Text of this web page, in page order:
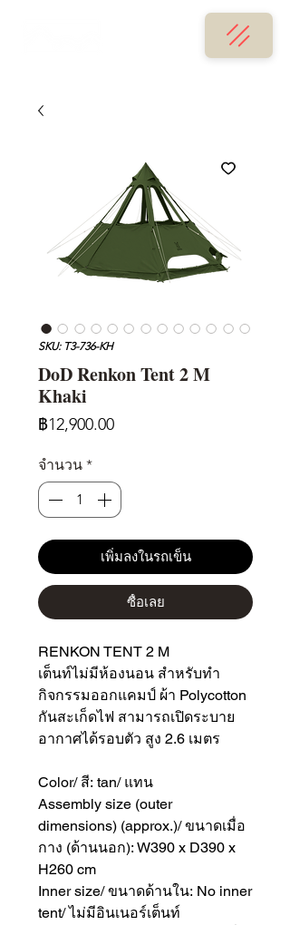
SKU: T3-736-KH
DoD Renkon Tent 2 M
Khaki
฿12,900.00ราคา
จำนวน *
เพิ่มลงในรถเข็น
ซื้อเลย
RENKON TENT 2 M
เต็นท์ไม่มีห้องนอน สำหรับทำ
กิจกรรมออกแคมป์ ผ้า Polycotton
กันสะเก็ดไฟ สามารถเปิดระบาย
อากาศได้รอบตัว สูง 2.6 เมตร
Color/ สี: tan/ แทน
Assembly size (outer
dimensions) (approx.)/ ขนาดเมื่อ
กาง (ด้านนอก): W390 x D390 x
H260 cm
Inner size/ ขนาดด้านใน: No inner
tent/ ไม่มีอินเนอร์เต็นท์